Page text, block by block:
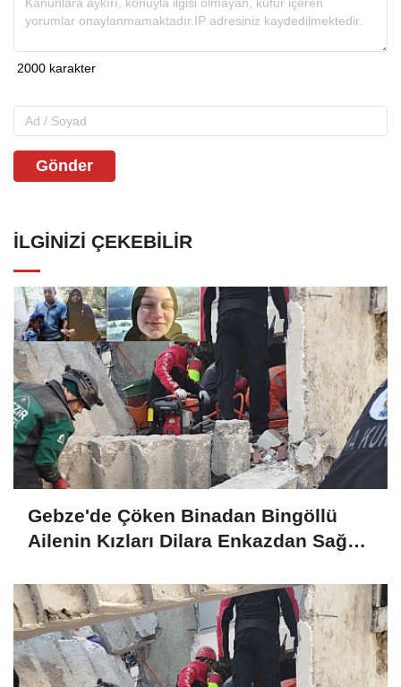
Gönder
İLGINIZI ÇEKEBILIR
Gebze'de Çöken Binadan Bingöllü
Ailenin Kızları Dilara Enkazdan Sağ